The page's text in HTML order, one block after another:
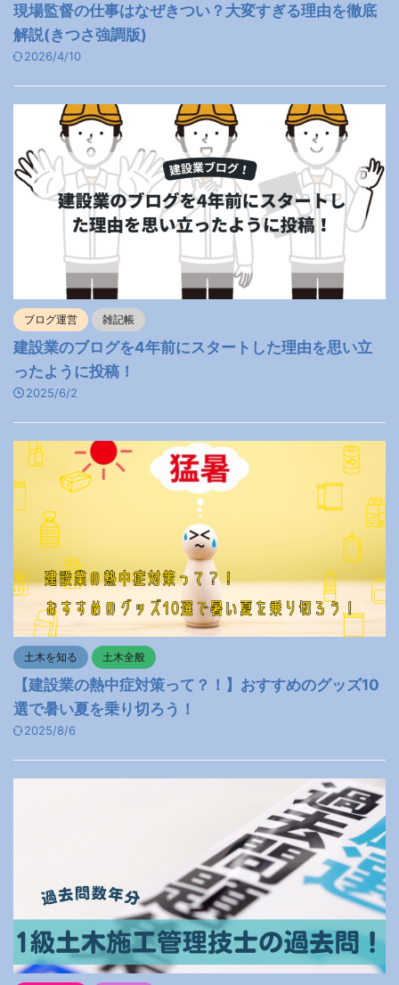
現場監督の仕事はなぜきつい？大変すぎる理由を徹底
解説(きつさ強調版)
2026/4/10
ブログ運営 雑記帳
建設業のブログを4年前にスタートした理由を思い立
ったように投稿！
2025/6/2
土木を知る 土木全般
【建設業の熱中症対策って？！】おすすめのグッズ10
選で暑い夏を乗り切ろう！
2025/8/6